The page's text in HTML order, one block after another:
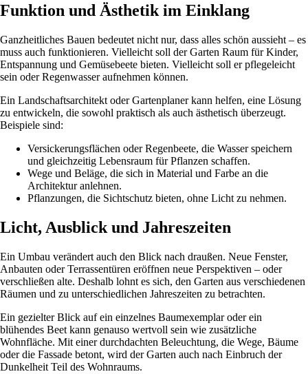
Funktion und Ästhetik im Einklang
Ganzheitliches Bauen bedeutet nicht nur, dass alles schön aussieht – es
muss auch funktionieren. Vielleicht soll der Garten Raum für Kinder,
Entspannung und Gemüsebeete bieten. Vielleicht soll er pflegeleicht
sein oder Regenwasser aufnehmen können.
Ein Landschaftsarchitekt oder Gartenplaner kann helfen, eine Lösung
zu entwickeln, die sowohl praktisch als auch ästhetisch überzeugt.
Beispiele sind:
Versickerungsflächen oder Regenbeete, die Wasser speichern
und gleichzeitig Lebensraum für Pflanzen schaffen.
Wege und Beläge, die sich in Material und Farbe an die
Architektur anlehnen.
Pflanzungen, die Sichtschutz bieten, ohne Licht zu nehmen.
Licht, Ausblick und Jahreszeiten
Ein Umbau verändert auch den Blick nach draußen. Neue Fenster,
Anbauten oder Terrassentüren eröffnen neue Perspektiven – oder
verschließen alte. Deshalb lohnt es sich, den Garten aus verschiedenen
Räumen und zu unterschiedlichen Jahreszeiten zu betrachten.
Ein gezielter Blick auf ein einzelnes Baumexemplar oder ein
blühendes Beet kann genauso wertvoll sein wie zusätzliche
Wohnfläche. Mit einer durchdachten Beleuchtung, die Wege, Bäume
oder die Fassade betont, wird der Garten auch nach Einbruch der
Dunkelheit Teil des Wohnraums.